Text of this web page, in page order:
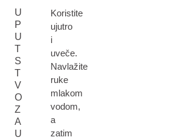
U
P
U
T
S
T
V
O
Z
A
U
Koristite
ujutro
i
uveče.
Navlažite
ruke
mlakom
vodom,
a
zatim